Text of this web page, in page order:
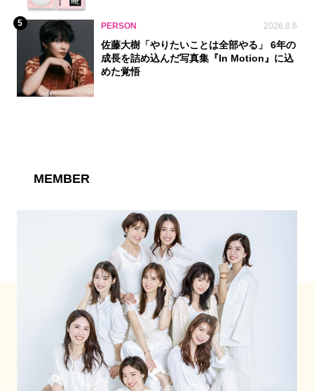
5 PERSON 2026.8.6
佐藤大樹「やりたいことは全部やる」 6年の
成長を詰め込んだ写真集『In Motion』に込
めた覚悟
MEMBER